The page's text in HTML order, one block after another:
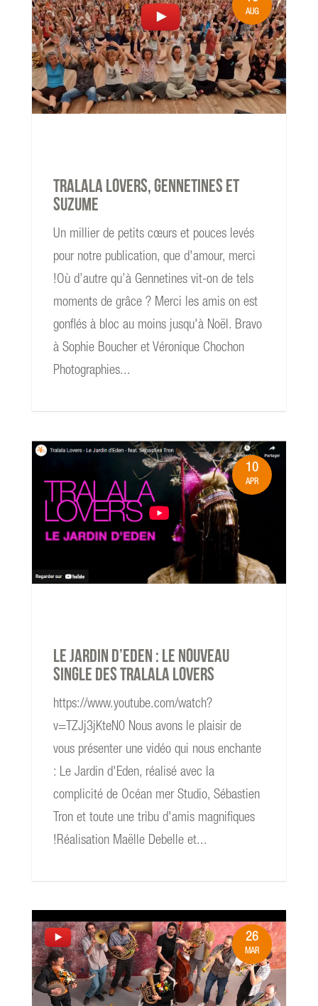
Tralala Lovers, Gennetines et
Suzume
Un millier de petits cœurs et pouces levés
pour notre publication, que d'amour, merci
!Où d’autre qu’à Gennetines vit-on de tels
moments de grâce ? Merci les amis on est
gonflés à bloc au moins jusqu'à Noël. Bravo
à Sophie Boucher et Véronique Chochon
Photographies...
AUG
Le Jardin d’Eden : le nouveau
single des Tralala Lovers
https://www.youtube.com/watch?
v=TZJj3jKteN0 Nous avons le plaisir de
vous présenter une vidéo qui nous enchante
: Le Jardin d'Eden, réalisé avec la
complicité de Océan mer Studio, Sébastien
Tron et toute une tribu d'amis magnifiques
!Réalisation Maëlle Debelle et...
10
APR
26
MAR